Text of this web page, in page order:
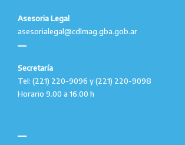
Asesoria Legal
asesorialegal@cdlmag.gba.gob.ar
Secretaría
Tel: (221) 220-9096 y (221) 220-9098
Horario 9.00 a 16.00 h